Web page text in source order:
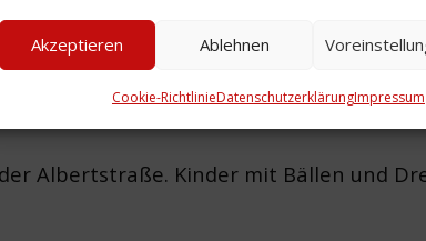
Akzeptieren Ablehnen
Cookie-RichtlinieDatenschutzerklärungImpressum
Albertstraße. Kinder mit Bällen und